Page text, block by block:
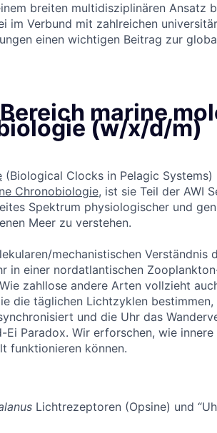
breiten multidisziplinären Ansatz
im Verbund mit zahlreichen
einen wichtigen Beitrag zur
marine
(w/x/d/m)
(Biological Clocks in Pelagic Systems)
Chronobiologie, ist sie Teil der AWI
Spektrum physiologischer und
Meer zu verstehen.
mechanistischen Verständnis
in einer nordatlantischen
zahllose andere Arten vollzieht
die täglichen Lichtzyklen bestimmen,
und die Uhr das
Paradox. Wir erforschen, wie
funktionieren können.
Lichtrezeptoren (Opsine) und